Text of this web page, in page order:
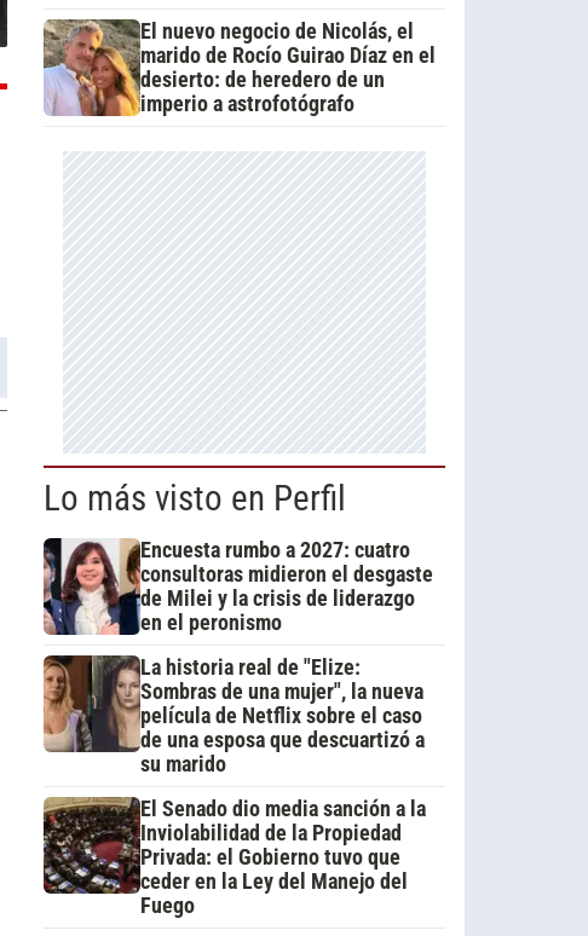
El nuevo negocio de Nicolás, el
marido de Rocío Guirao Díaz en el
desierto: de heredero de un
imperio a astrofotógrafo
Lo más visto en Perfil
Encuesta rumbo a 2027: cuatro
consultoras midieron el desgaste
de Milei y la crisis de liderazgo
en el peronismo
La historia real de "Elize:
Sombras de una mujer", la nueva
película de Netflix sobre el caso
de una esposa que descuartizó a
su marido
El Senado dio media sanción a la
Inviolabilidad de la Propiedad
Privada: el Gobierno tuvo que
ceder en la Ley del Manejo del
Fuego